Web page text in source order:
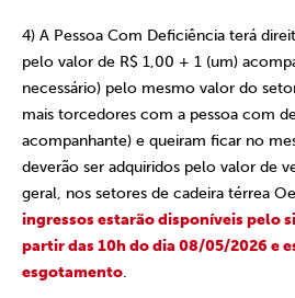
4) A Pessoa Com Deficiência terá
pelo valor de R$ 1,00 + 1 (um)
necessário) pelo mesmo valor do
mais torcedores com a pessoa com
acompanhante) e queiram ficar no
deverão ser adquiridos pelo valor de
geral, nos setores de cadeira térrea
ingressos estarão disponíveis pelo
partir das 10h do dia 08/05/2026 e
esgotamento.